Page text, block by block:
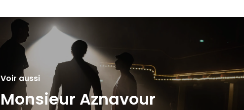
Voir aussi
Monsieur Aznavour